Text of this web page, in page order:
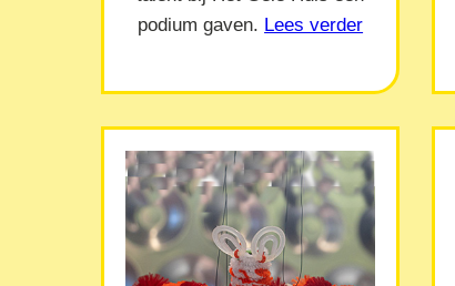
podium gaven. Lees verder